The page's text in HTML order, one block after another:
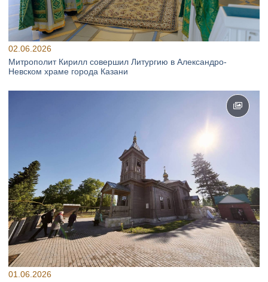
02.06.2026
Митрополит Кирилл совершил Литургию в Александро-
Невском храме города Казани
01.06.2026